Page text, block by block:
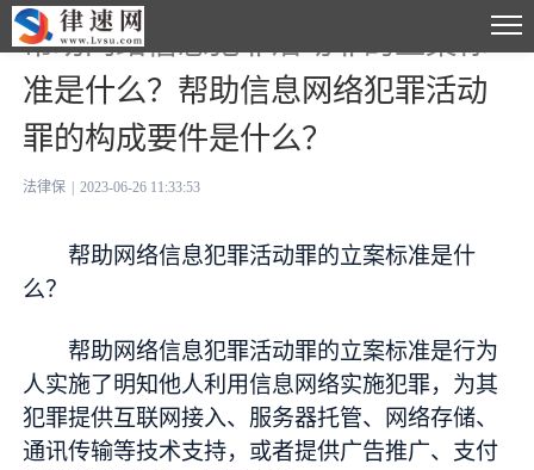
帮助网络信息犯罪活动罪的立案标
准是什么？帮助信息网络犯罪活动
罪的构成要件是什么？
法律保 2023-06-26 11:33:53
帮助网络信息犯罪活动罪的立案标准是什
么？
帮助网络信息犯罪活动罪的立案标准是行为
人实施了明知他人利用信息网络实施犯罪，为其
犯罪提供互联网接入、服务器托管、网络存储、
通讯传输等技术支持，或者提供广告推广、支付